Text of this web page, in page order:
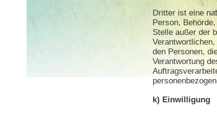
Dritter ist eine
Person,
Stelle außer der
den Personen,
Verantwortung
k) Einwilligung